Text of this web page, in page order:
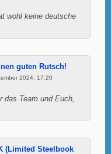
wohl keine deutsche
guten Rutsch!
2024, 17:20
Team und Euch,
(Limited Steelbook